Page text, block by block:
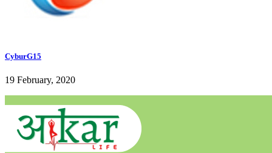
CyburG15
19 February, 2020